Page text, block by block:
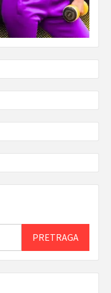
PRETRAGA